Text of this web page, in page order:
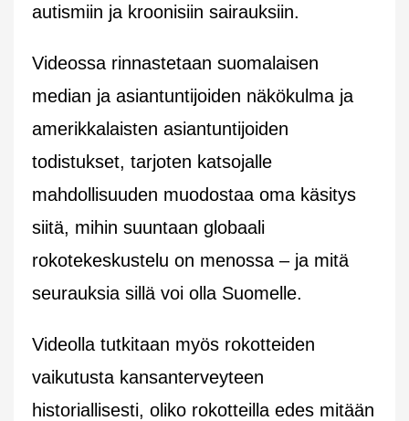
autismiin ja kroonisiin sairauksiin.
Videossa rinnastetaan suomalaisen
median ja asiantuntijoiden näkökulma ja
amerikkalaisten asiantuntijoiden
todistukset, tarjoten katsojalle
mahdollisuuden muodostaa oma käsitys
siitä, mihin suuntaan globaali
rokotekeskustelu on menossa – ja mitä
seurauksia sillä voi olla Suomelle.
Videolla tutkitaan myös rokotteiden
vaikutusta kansanterveyteen
historiallisesti, oliko rokotteilla edes mitään